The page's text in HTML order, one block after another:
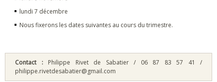
lundi 7 décembre
Nous fixerons les dates suivantes au cours du trimestre.
Contact :Philippe Rivet de Sabatier / 06 87 83 57 41 /
philippe.rivetdesabatier@gmail.com